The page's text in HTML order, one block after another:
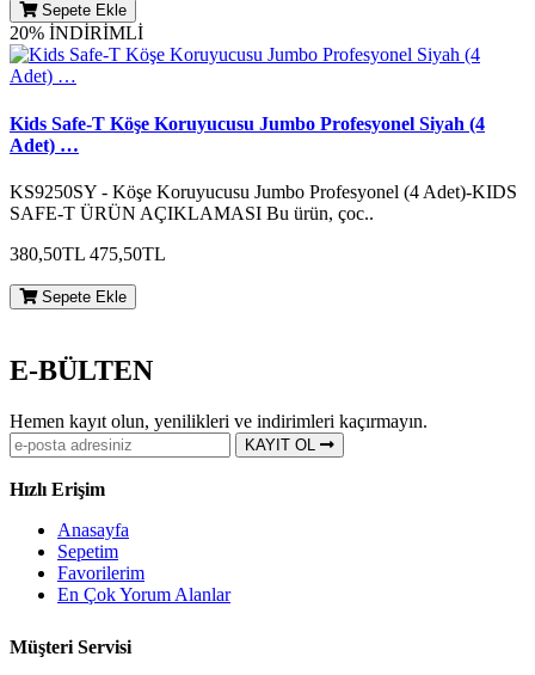
Sepete Ekle
20% İNDİRİMLİ
Kids Safe-T Köşe Koruyucusu Jumbo Profesyonel Siyah (4
Adet) …
KS9250SY - Köşe Koruyucusu Jumbo Profesyonel (4 Adet)-KIDS
SAFE-T ÜRÜN AÇIKLAMASI Bu ürün, çoc..
380,50TL 475,50TL
Sepete Ekle
E-BÜLTEN
Hemen kayıt olun, yenilikleri ve indirimleri kaçırmayın.
KAYIT OL
Hızlı Erişim
Anasayfa
Sepetim
Favorilerim
En Çok Yorum Alanlar
Müşteri Servisi